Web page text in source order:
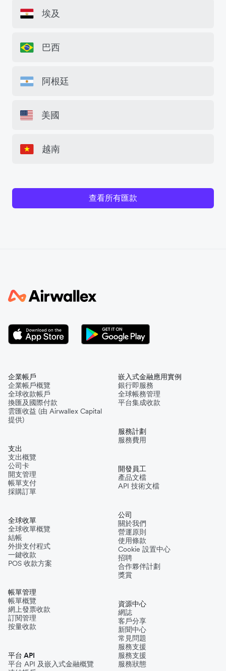
埃及
巴西
阿根廷
美國
越南
查看所有匯款
企業帳戶
企業帳戶概覽
全球收款帳戶
換匯及國際付款
雲匯收益 (由 Airwallex Capital
提供)
支出
支出概覽
公司卡
開支管理
帳單支付
採購訂單
全球收單
全球收單概覽
結帳
外掛支付程式
一鍵收款
POS 收款方案
帳單管理
帳單概覽
網上發票收款
訂閱管理
按量收款
平台 API
平台 API 及嵌入式金融概覽
嵌入式金融應用實例
銀行即服務
全球帳務管理
平台集成收款
服務計劃
服務費用
開發員工
產品文檔
API 技術文檔
公司
關於我們
營運原則
使用條款
Cookie 設置中心
招聘
合作夥伴計劃
獎賞
資源中心
網誌
客戶分享
新聞中心
常見問題
服務支援
服務支援
服務狀態